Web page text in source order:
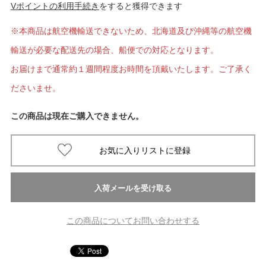
Vポイントの利用手続き をすると獲得できます
※本商品は航空機輸送できないため、北海道及び沖縄等の航空機
輸送が必要な配送先の場合、船便での対応となります。
お届けまで通常約１週間程度お時間を頂戴いたします。ご了承く
ださいませ。
この商品は現在ご購入できません。
この商品についてお問い合わせする